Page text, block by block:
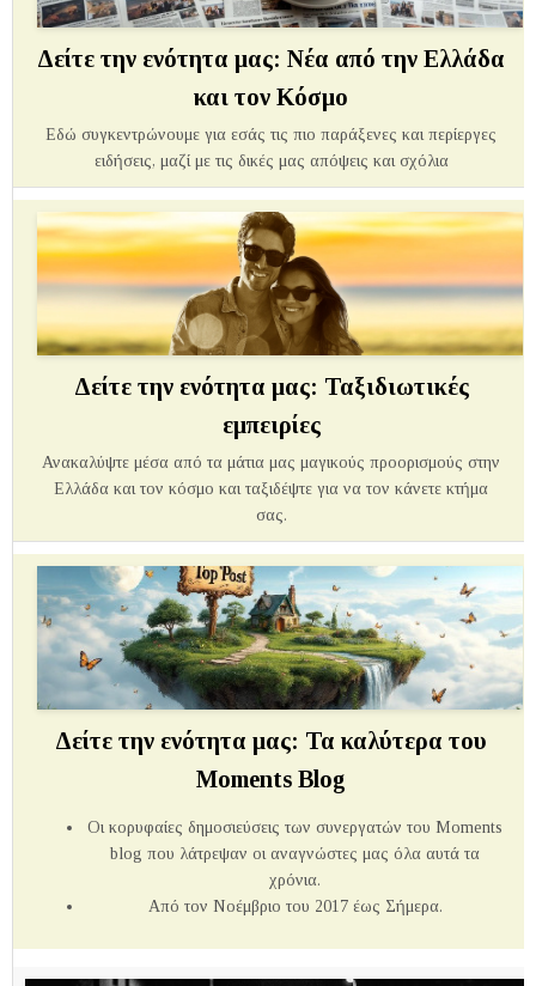
Δείτε την ενότητα μας: Νέα από την Ελλάδα
και τον Κόσμο
Εδώ συγκεντρώνουμε για εσάς τις πιο παράξενες και περίεργες
ειδήσεις, μαζί με τις δικές μας απόψεις και σχόλια
Δείτε την ενότητα μας: Ταξιδιωτικές
εμπειρίες
Ανακαλύψτε μέσα από τα μάτια μας μαγικούς προορισμούς στην
Ελλάδα και τον κόσμο και ταξιδέψτε για να τον κάνετε κτήμα
σας.
Δείτε την ενότητα μας: Τα καλύτερα του
Moments Blog
Οι κορυφαίες δημοσιεύσεις των συνεργατών του Μoments
blog που λάτρεψαν οι αναγνώστες μας όλα αυτά τα
χρόνια.
Από τον Νοέμβριο του 2017 έως Σήμερα.